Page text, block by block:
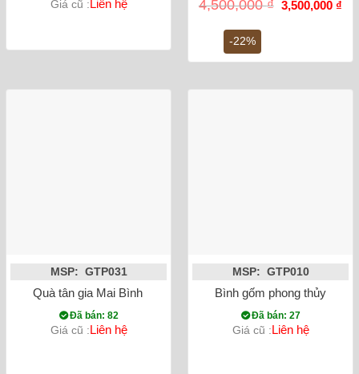
Giá cũ :Liên hệ
-22%
4,500,000₫
gốc
3,500,000 ₫
MSP: GTP031
Quà tân gia Mai Bình tích lộc thuận buồm xuôi gió dát vàng
Đã bán: 82
Giá cũ :Liên hệ
MSP: GTP010
Bình gốm phong thủy tỏi
Đã bán: 27
Giá cũ :Liên hệ